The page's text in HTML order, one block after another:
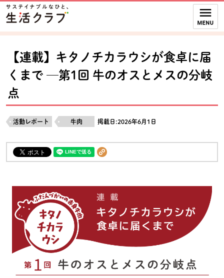
ページの先頭です。
本文へジャンプする。
ここからサイト内共通メニューです。
サイト内共通メニューをスキップする
サイト内共通メニューここまで。
【連載】キタノチカラウシが食卓に届
くまで ─第1回 牛のオスとメスの分岐
点
活動レポート 牛肉 掲載日:2026年6月1日